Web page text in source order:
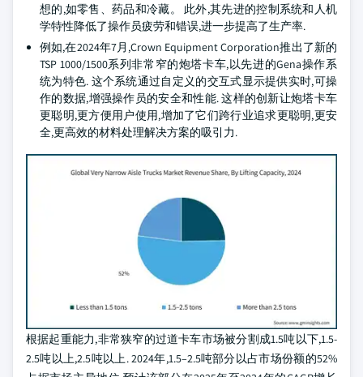
想的,如零售、药品和冷藏。 此外,其先进的控制系统和人机
学特性降低了操作员疲劳和错误,进一步提高了生产率.
例如,在2024年7月,Crown Equipment Corporation推出了新的
TSP 1000/1500系列非常窄的炮塔卡车,以先进的Gena操作系
统为特色. 这个系统通过自定义的交互式显示提供实时,可操
作的数据,增强操作员的安全和性能. 这样的创新让炮塔卡车
更聪明,更方便用户使用,增加了它们跨行业追求更聪明,更安
全,更高效的材料处理解决方案的吸引力.
根据起重能力,非常狭窄的过道卡车市场被分割成1.5吨以下,1.5-
2.5吨以上,2.5吨以上. 2024年,1.5–2.5吨部分以占市场份额的52%